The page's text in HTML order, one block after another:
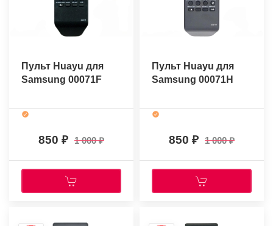
Пульт Huayu для
Samsung 00071F
850 1 000
Пульт Huayu для
Samsung 00071H
850 1 000